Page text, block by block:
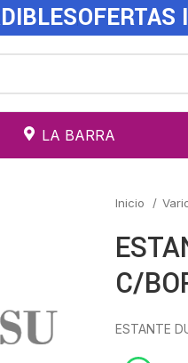
OFERTAS
LA BARRA
Inicio
C/
ESTANTE